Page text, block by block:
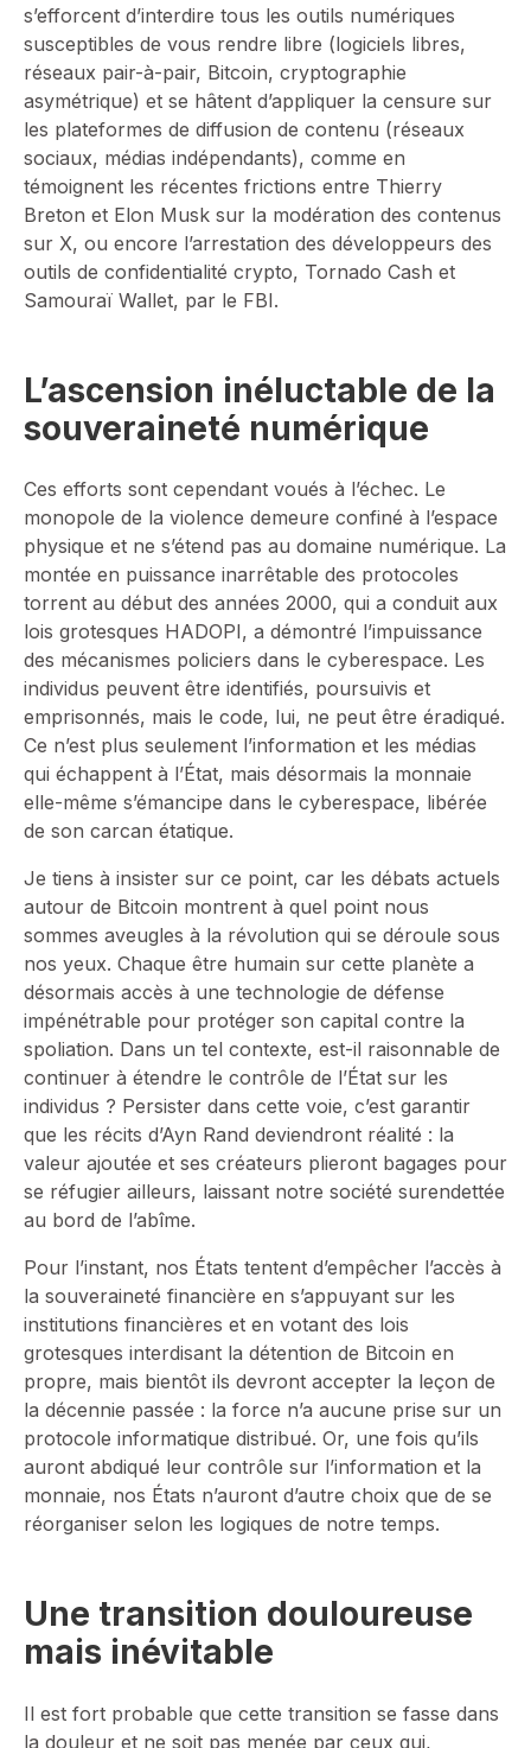
s’efforcent d’interdire tous les outils numériques
susceptibles de vous rendre libre (logiciels libres,
réseaux pair-à-pair, Bitcoin, cryptographie
asymétrique) et se hâtent d’appliquer la censure sur
les plateformes de diffusion de contenu (réseaux
sociaux, médias indépendants), comme en
témoignent les récentes frictions entre Thierry
Breton et Elon Musk sur la modération des contenus
sur X, ou encore l’arrestation des développeurs des
outils de confidentialité crypto, Tornado Cash et
Samouraï Wallet, par le FBI.
L’ascension inéluctable de la
souveraineté numérique
Ces efforts sont cependant voués à l’échec. Le
monopole de la violence demeure confiné à l’espace
physique et ne s’étend pas au domaine numérique. La
montée en puissance inarrêtable des protocoles
torrent au début des années 2000, qui a conduit aux
lois grotesques HADOPI, a démontré l’impuissance
des mécanismes policiers dans le cyberespace. Les
individus peuvent être identifiés, poursuivis et
emprisonnés, mais le code, lui, ne peut être éradiqué.
Ce n’est plus seulement l’information et les médias
qui échappent à l’État, mais désormais la monnaie
elle-même s’émancipe dans le cyberespace, libérée
de son carcan étatique.
Je tiens à insister sur ce point, car les débats actuels
autour de Bitcoin montrent à quel point nous
sommes aveugles à la révolution qui se déroule sous
nos yeux. Chaque être humain sur cette planète a
désormais accès à une technologie de défense
impénétrable pour protéger son capital contre la
spoliation. Dans un tel contexte, est-il raisonnable de
continuer à étendre le contrôle de l’État sur les
individus ? Persister dans cette voie, c’est garantir
que les récits d’Ayn Rand deviendront réalité : la
valeur ajoutée et ses créateurs plieront bagages pour
se réfugier ailleurs, laissant notre société surendettée
au bord de l’abîme.
Pour l’instant, nos États tentent d’empêcher l’accès à
la souveraineté financière en s’appuyant sur les
institutions financières et en votant des lois
grotesques interdisant la détention de Bitcoin en
propre, mais bientôt ils devront accepter la leçon de
la décennie passée : la force n’a aucune prise sur un
protocole informatique distribué. Or, une fois qu’ils
auront abdiqué leur contrôle sur l’information et la
monnaie, nos États n’auront d’autre choix que de se
réorganiser selon les logiques de notre temps.
Une transition douloureuse
mais inévitable
Il est fort probable que cette transition se fasse dans
la douleur et ne soit pas menée par ceux qui,